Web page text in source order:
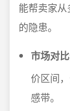
能帮卖家从
的隐患。
市场对比
价区间
感带。